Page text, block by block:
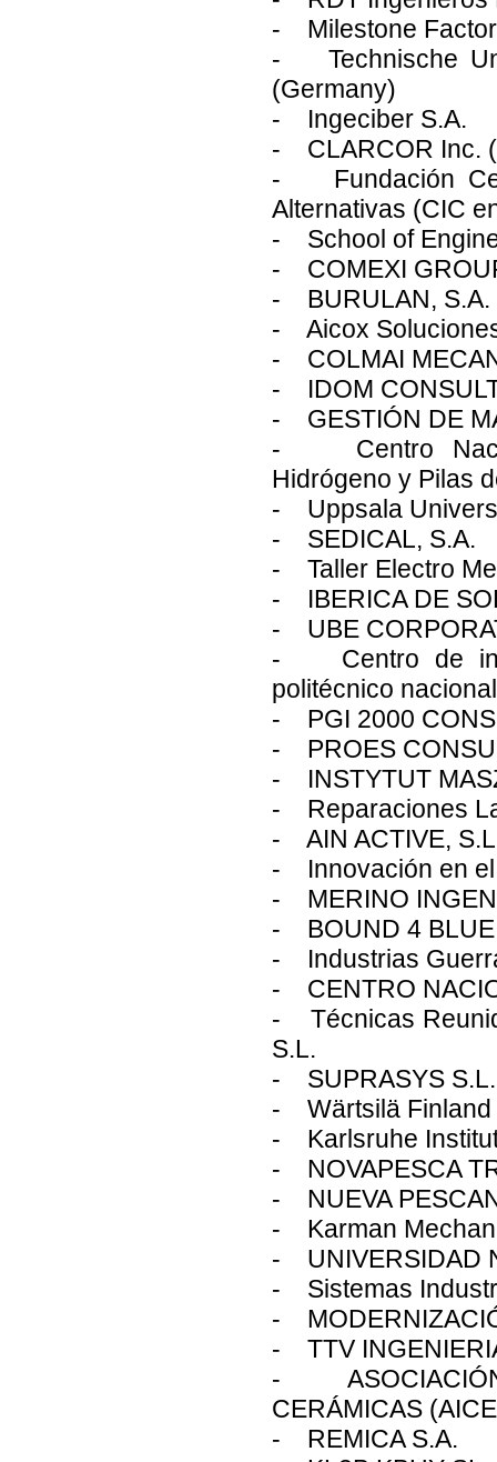
- Milestone
- Technische
(Germany)
- Ingeciber S.A.
- CLARCOR Inc.
- Fundación
Alternativas (CIC
- School of
- COMEXI
- BURULAN, S.A.
- Aicox
- COLMAI
- IDOM
- GESTIÓN DE
- Centro
Hidrógeno y Pilas
- Uppsala
- SEDICAL, S.A.
- Taller Electro
- IBERICA DE
- UBE
- Centro de
politécnico
- PGI 2000
- PROES
- INSTYTUT
- Reparaciones
- AIN ACTIVE,
- Innovación en el
- MERINO
- BOUND 4
- Industrias
- CENTRO
- Técnicas
S.L.
- SUPRASYS S.L.
- Wärtsilä Finland
- Karlsruhe
- NOVAPESCA
- NUEVA
- Karman
- UNIVERSIDAD
- Sistemas
-
- TTV
- ASOCIACIÓN
CERÁMICAS
- REMICA S.A.